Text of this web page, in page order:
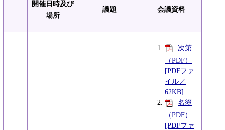
開催日時及び
場所
議題 会議資料
次第
（PDF）
[PDFファ
イル／
62KB]
名簿
（PDF）
[PDFファ